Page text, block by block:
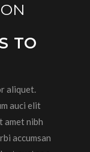
TO
aliquet.
auci elit
amet nibh
accumsan